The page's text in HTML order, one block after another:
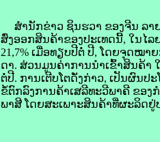
ສຳນັກ​ຂ່າວ ຊິນ​ຮວາ ຂອງ​ຈີນ ລາຍ​
ສົ່ງ​ອອກ​ສິນຄ້າ​ຂອງ​ປະເທດ​ນີ້, ໃນ​ໄລ
21,7% ເມື່ອ​ທຽບ​ປີ​ຕໍ່​ ປີ, ໂດຍ​ຈຸດໝ
ດາ. ສ່ວນ​ມູນ​ຄ່າ​ການ​ນຳ​ເຂົ້າ​ສິນຄ້າ
ຕໍ່​ປີ. ການ​ເຕີບ​ໂຕດັ່ງກ່າວ, ເປັນ​ຜົນ​
ຂໍ້​ຕົກລົງ​ການ​ຄ້າ​ເສລີ​ທະວີ​ພາຄີ ຂອງ​
ພາສີ ໂດຍ​ສະເພາະສິນຄ້າ​ທີ່​ຜະລິດ​ຢູ່​